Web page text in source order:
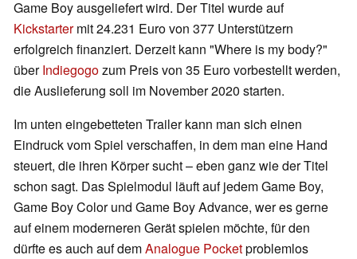
Game Boy ausgeliefert wird. Der Titel wurde auf
Kickstartermit 24.231 Euro von 377 Unterstützern
erfolgreich finanziert. Derzeit kann "Where is my body?"
überIndiegogozum Preis von 35 Euro vorbestellt werden,
die Auslieferung soll im November 2020 starten.
Im unten eingebetteten Trailer kann man sich einen
Eindruck vom Spiel verschaffen, in dem man eine Hand
steuert, die ihren Körper sucht – eben ganz wie der Titel
schon sagt. Das Spielmodul läuft auf jedem Game Boy,
Game Boy Color und Game Boy Advance, wer es gerne
auf einem moderneren Gerät spielen möchte, für den
dürfte es auch auf demAnalogue Pocketproblemlos